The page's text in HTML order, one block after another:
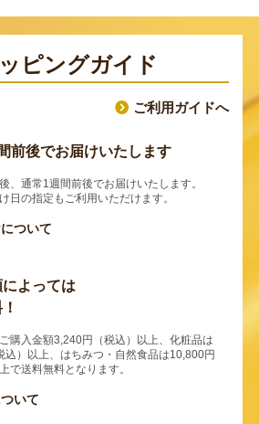
ピングガイド
ご利用ガイドへ
前後でお届けいたします
、通常1週間前後でお届けいたします。
日の指定もご利用いただけます。
ついて
よっては
購入金額3,240円（税込）以上、化粧品は
込）以上、はちみつ・自然食品は10,800円
で送料無料となります。
いて